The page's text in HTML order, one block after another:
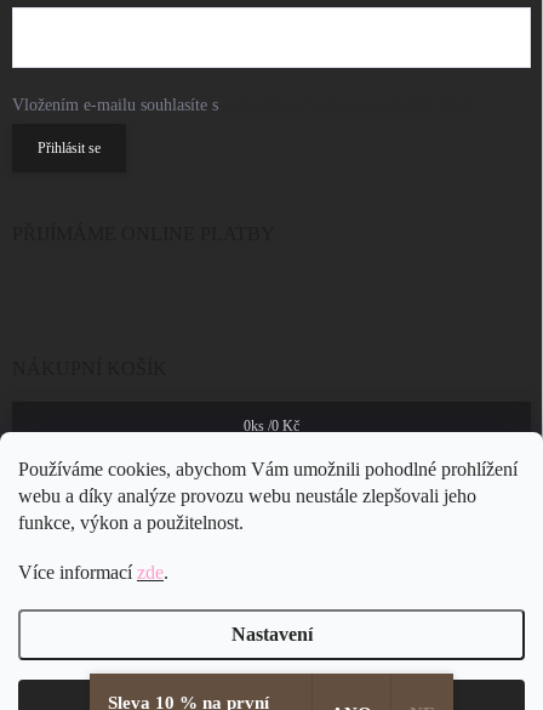
Používáme cookies, abychom Vám umožnili pohodlné prohlížení
webu a díky analýze provozu webu neustále zlepšovali jeho
funkce, výkon a použitelnost.
Více informacízde.
Nastavení
Vložením e-mailu souhlasíte s
Přihlásit se
0ks /0 Kč
Copyright 2026JSB Bijoux s.r.o.
Sleva 10 % na první